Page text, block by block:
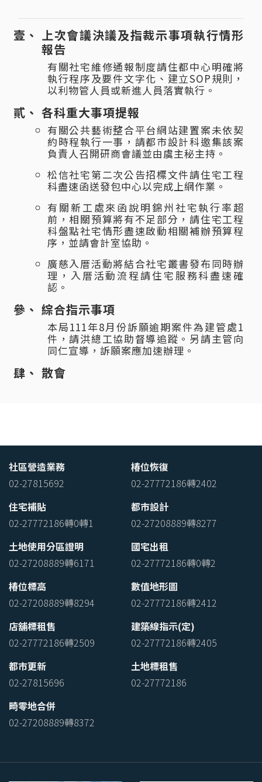
上次會議決議及指裁示事項執行情形
報告
有關社宅維修通報制度請住都中心明確將
執行程序及要件文字化、建立SOP規則，
以利物管人員或新進人員落實執行。
各科重大事項提報
有關公共藝術整合平台網站建置案未依契
約時程執行一事，請都市設計科邀集該案
負責人召開研商會議並由虞主秘主持。
松信社宅第二次公告招標文件請住宅工程
科盡速函送發包中心以完成上網作業。
有關新工處來函說明錦州社宅執行率超
前，相關預算將有不足部分，請住宅工程
科盤點社宅情形盡速啟動相關補辦預算程
序，並請會計室協助。
廣慈入厝活動將結合社宅叢書發布同時辦
理，入厝活動流程請住宅服務科盡速確
認。
綜合指示事項
本局111年8月份訴願逾期案件為建管處1
件，請洪總工協助督導追蹤。另請主管向
同仁宣導，訴願案應加速辦理。
散會
社區營造業務
02-27815692
椿位恢復
02-27772186轉2402
住宅補貼
02-27772186轉0轉1
都市設計
02-27208889轉8277
土地使用分區證明
02-27208889轉6171
國宅出租
02-27772186轉0轉2
椿位標高
02-27208889轉8294
數值地形圖
02-27772186轉2412
店舖標租售
02-27772186轉2509
建築線指示(定)
02-27772186轉2405
都市更新
02-27815696
土地標租售
02-27772186
畸零地合併
02-27208889轉8372